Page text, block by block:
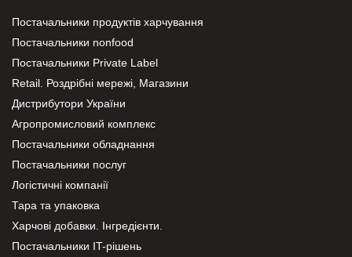
Постачальники продуктів харчування
Постачальники nonfood
Постачальники Private Label
Retail. Роздрібні мережі, Магазини
Дистрибутори України
Агропромисловий комплекс
Постачальники обладнання
Постачальники послуг
Логістичні компанії
Тара та упаковка
Харчові добавки. Інгредієнти.
Постачальники IT-рішень